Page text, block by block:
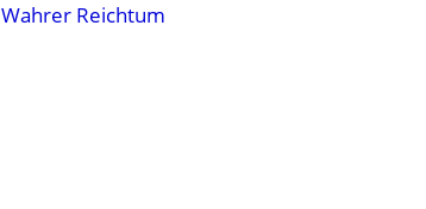
Wahrer Reichtum